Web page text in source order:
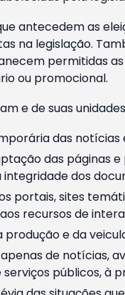
antecedem as
na legislação.
permitidas
ou promocional.
e de suas
das notícias
das páginas
dos
portais, sites
recursos de
produção e da
de notícias,
públicos, à